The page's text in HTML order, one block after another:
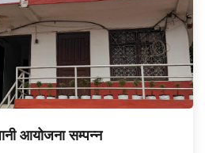
आयोजना सम्पन्न